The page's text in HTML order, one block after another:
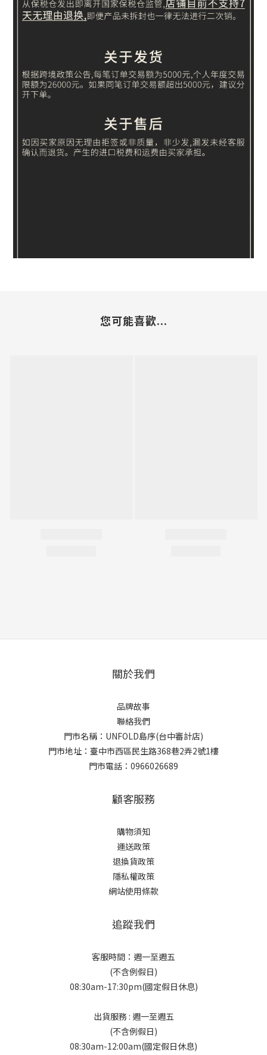
您可能喜歡...
關於我們
品牌故事
聯絡我們
門市名稱：UNFOLD島序(台中審計店)
門市地址：臺中市西區民生路368巷2弄2號1樓
門市電話：0966026689
顧客服務
購物須知
運送政策
退換貨政策
隱私權政策
網站使用條款
追蹤我們
客服時間：週一至週五
(不含例假日)
08:30am-17:30pm(國定假日休息)
出貨服務 : 週一至週五
(不含例假日)
08:30am-12:00am(國定假日休息)